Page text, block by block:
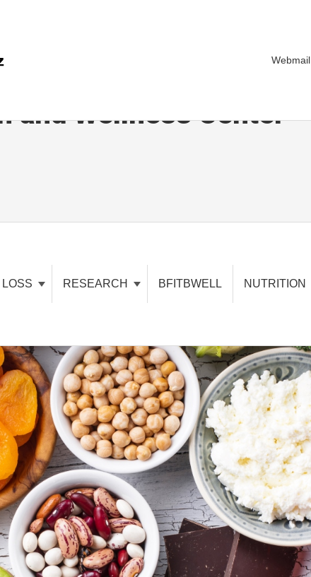
Webmail
and Wellness Center
RESEARCH BFITBWELL NUTRITION